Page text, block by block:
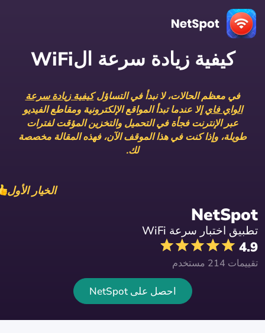
كيفية زيادة سرعة الWiFi
في معظم الحالات، لا نبدأ في التساؤلكيفية زيادة سرعة
الواي فايإلا عندما تبدأ المواقع الإلكترونية ومقاطع الفيديو
عبر الإنترنت فجأة في التحميل والتخزين المؤقت لفترات
طويلة، وإذا كنت في هذا الموقف الآن، فهذه المقالة مخصصة
لك.
الخيار الأول
NetSpot
تطبيق اختبار سرعة WiFi
4.9
تقييمات 214 مستخدم
احصل على NetSpot